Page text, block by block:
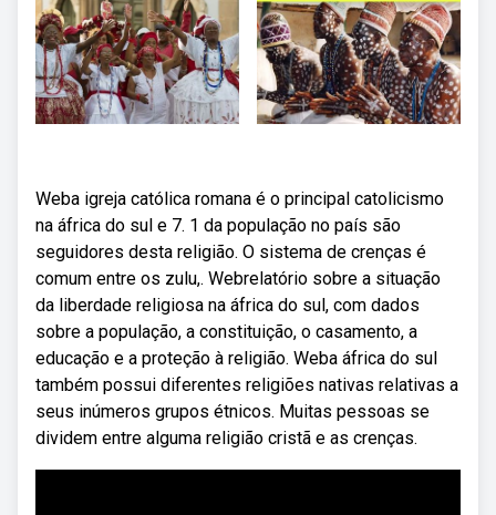
Weba igreja católica romana é o principal catolicismo
na áfrica do sul e 7. 1 da população no país são
seguidores desta religião. O sistema de crenças é
comum entre os zulu,. Webrelatório sobre a situação
da liberdade religiosa na áfrica do sul, com dados
sobre a população, a constituição, o casamento, a
educação e a proteção à religião. Weba áfrica do sul
também possui diferentes religiões nativas relativas a
seus inúmeros grupos étnicos. Muitas pessoas se
dividem entre alguma religião cristã e as crenças.